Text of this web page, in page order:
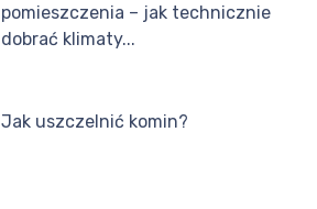
pomieszczenia – jak technicznie
dobrać klimaty...
Jak uszczelnić komin?